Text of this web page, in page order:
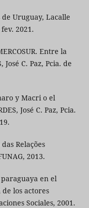
Uruguay, Lacalle
2021.
Entre la
C. Paz, Pcia. de
y Macri o el
José C. Paz, Pcia.
Relações
2013.
en el
los actores
Sociales, 2001.